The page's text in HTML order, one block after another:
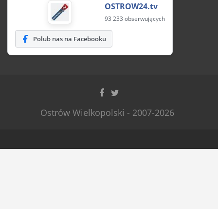
OSTROW24.tv
93 233 obserwujących
Polub nas na Facebooku
Ostrów Wielkopolski - 2007-2026